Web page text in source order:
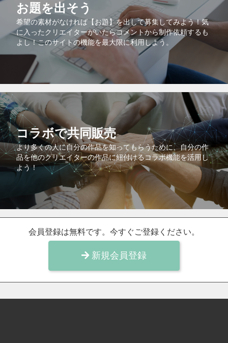
お題を出そう
希望の素材がなければ【お題】を出して募集してみよう！気
に入ったクリエイターがいたらコメントから制作依頼するも
よし！このサイトの機能を最大限に利用しよう。
コラボで共同販売
より多くの人に自分の作品を知ってもらうために、自分の作
品を他のクリエイターの作品に紐付けるコラボ機能を活用し
よう！
会員登録は無料です。今すぐご登録ください。
新規会員登録